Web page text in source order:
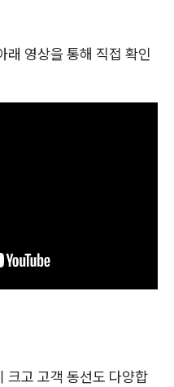
래 영상을 통해 직접 확인
크고 고객 동선도 다양합